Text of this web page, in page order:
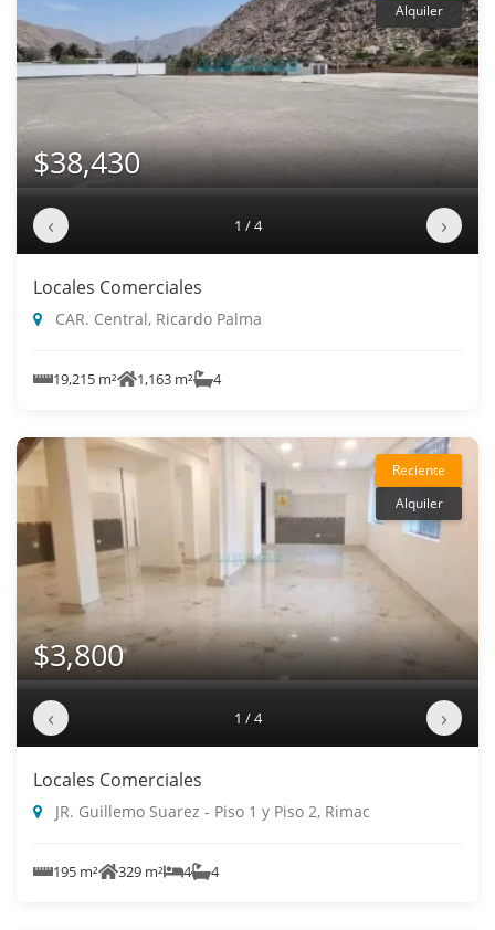
Alquiler
$38,430
‹ 1 / 4 ›
Locales Comerciales
CAR. Central, Ricardo Palma
19,215 m² 1,163 m² 4
Reciente
Alquiler
$3,800
‹ 1 / 4 ›
Locales Comerciales
JR. Guillemo Suarez - Piso 1 y Piso 2, Rimac
195 m² 329 m² 4 4